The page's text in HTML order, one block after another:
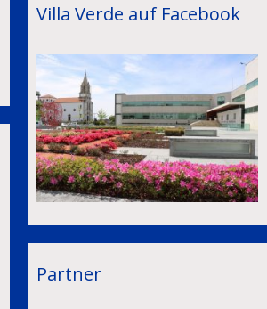
Villa Verde auf Facebook
Partner